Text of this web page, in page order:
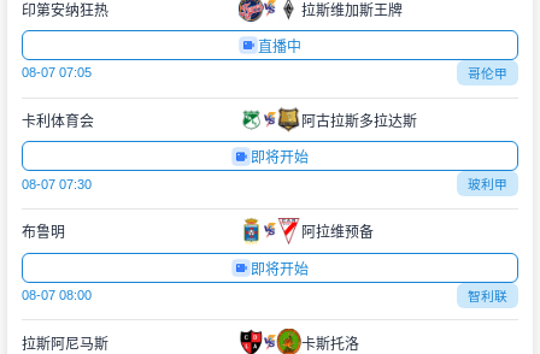
印第安纳狂热 拉斯维加斯王牌
直播中
08-07 07:05 哥伦甲
卡利体育会 阿古拉斯多拉达斯
即将开始
08-07 07:30 玻利甲
布鲁明 阿拉维预备
即将开始
08-07 08:00 智利联
拉斯阿尼马斯 卡斯托洛